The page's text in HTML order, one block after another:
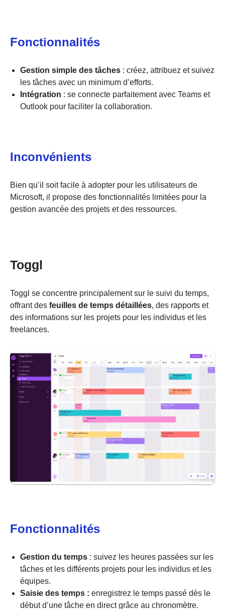
Fonctionnalités
Gestion simple des tâches : créez, attribuez et suivez
les tâches avec un minimum d’efforts.
Intégration : se connecte parfaitement avec Teams et
Outlook pour faciliter la collaboration.
Inconvénients
Bien qu’il soit facile à adopter pour les utilisateurs de
Microsoft, il propose des fonctionnalités limitées pour la
gestion avancée des projets et des ressources.
Toggl
Toggl se concentre principalement sur le suivi du temps,
offrant des feuilles de temps détaillées, des rapports et
des informations sur les projets pour les individus et les
freelances.
Fonctionnalités
Gestion du temps : suivez les heures passées sur les
tâches et les différents projets pour les individus et les
équipes.
Saisie des temps : enregistrez le temps passé dès le
début d’une tâche en direct grâce au chronomètre.